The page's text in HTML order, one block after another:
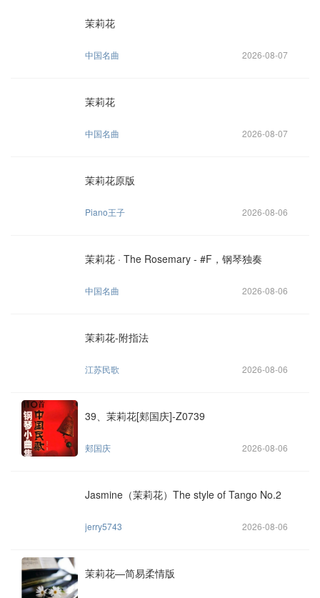
茉莉花
中国名曲 2026-08-07
茉莉花
中国名曲 2026-08-07
茉莉花原版
Piano王子 2026-08-06
茉莉花 · The Rosemary - #F，钢琴独奏
中国名曲 2026-08-06
茉莉花-附指法
江苏民歌 2026-08-06
39、茉莉花[郏国庆]-Z0739
郏国庆 2026-08-06
Jasmine（茉莉花）The style of Tango No.2
jerry5743 2026-08-06
茉莉花—简易柔情版